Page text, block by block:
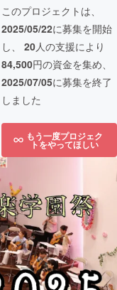
このプロジェクトは、
2025/05/22に募集を開始
し、 20人の支援により
84,500円の資金を集め、
2025/07/05に募集を終了
しました
もう一度プロジェク
トをやってほしい